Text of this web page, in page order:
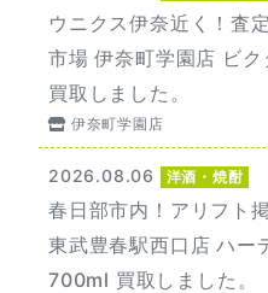
ウニクス伊奈近く！査
市場 伊奈町学園店 ビ
買取しました。
伊奈町学園店
2026.08.06 洋酒・焼酎
春日部市内！アリフト
東武豊春駅西口店 ハー
700ml 買取しました。